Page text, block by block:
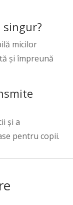
micilor
și împreună
și a
pentru copii.